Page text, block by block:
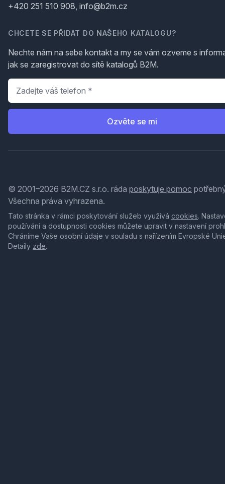
+420 251 510 908, info@b2m.cz
CHCETE SE PŘIDAT DO NAŠEHO KATALOGU?
Nechte nám na sebe kontakt a my se vám ozveme s
jak se zaregistrovat do sítě katalogů B2M.
Telefon
Ozvěte se mi
© 2001–2026 B2M.CZ s.r.o. ráda poskytuje pomoc
Všechna práva vyhrazena.
Tato stránka v rámci poskytování služeb využívá cookies.
používání a dostupnosti cookies můžete upravit v nastavení
Chráníme Vaše osobní údaje v souladu s nařízením Evropské
Detaily zde.